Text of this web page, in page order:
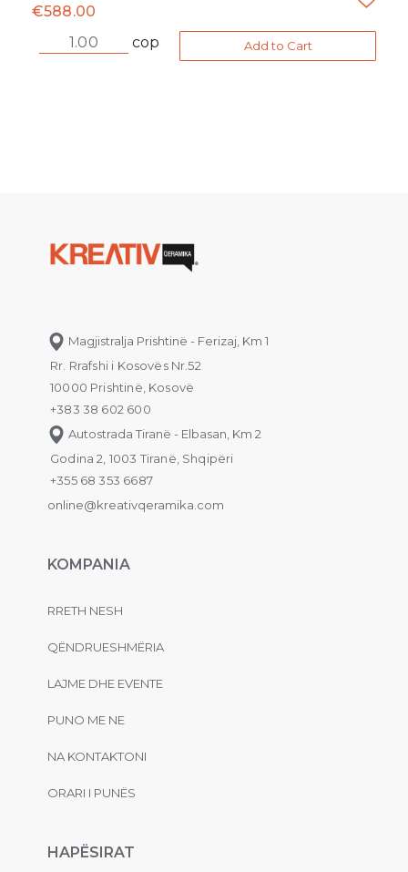
€588.00
cop
Add to Cart
Magjistralja Prishtinë - Ferizaj, Km 1
Rr. Rrafshi i Kosovës Nr.52
10000 Prishtinë, Kosovë
+383 38 602 600
Autostrada Tiranë - Elbasan, Km 2
Godina 2, 1003 Tiranë, Shqipëri
+355 68 353 6687
online@kreativqeramika.com
KOMPANIA
RRETH NESH
QËNDRUESHMËRIA
LAJME DHE EVENTE
PUNO ME NE
NA KONTAKTONI
ORARI I PUNËS
HAPËSIRAT